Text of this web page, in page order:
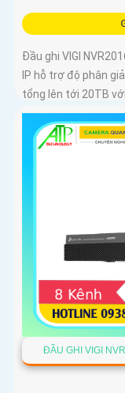
Đầu ghi VIGI
IP hỗ trợ độ phân
tổng lên tới 20TB
ĐẦU GHI VIGI